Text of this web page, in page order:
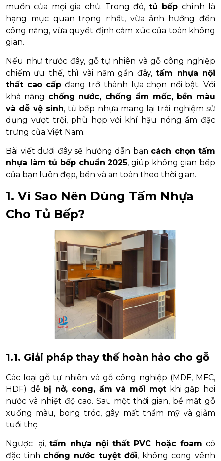
muốn của mọi gia chủ. Trong đó, tủ bếp chính là
hạng mục quan trọng nhất, vừa ảnh hưởng đến
công năng, vừa quyết định cảm xúc của toàn không
gian.
Nếu như trước đây, gỗ tự nhiên và gỗ công nghiệp
chiếm ưu thế, thì vài năm gần đây,tấm nhựa nội
thất cao cấp đang trở thành lựa chọn nổi bật. Với
khả năng chống nước, chống ẩm mốc, bền màu
và dễ vệ sinh, tủ bếp nhựa mang lại trải nghiệm sử
dụng vượt trội, phù hợp với khí hậu nóng ẩm đặc
trưng của Việt Nam.
Bài viết dưới đây sẽ hướng dẫn bạn cách chọn tấm
nhựa làm tủ bếp chuẩn 2025, giúp không gian bếp
của bạn luôn đẹp, bền và an toàn theo thời gian.
1. Vì Sao Nên Dùng Tấm Nhựa
Cho Tủ Bếp?
1.1. Giải pháp thay thế hoàn hảo cho gỗ
Các loại gỗ tự nhiên và gỗ công nghiệp (MDF, MFC,
HDF) dễ bị nở, cong, ẩm và mối mọtkhi gặp hơi
nước và nhiệt độ cao. Sau một thời gian, bề mặt gỗ
xuống màu, bong tróc, gây mất thẩm mỹ và giảm
tuổi thọ.
Ngược lại,tấm nhựa nội thất PVC hoặc foam có
đặc tính chống nước tuyệt đối, không cong vênh